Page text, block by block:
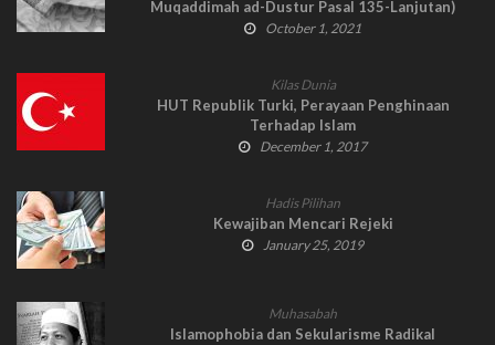
Muqaddimah ad-Dustur Pasal 135-Lanjutan)
October 1, 2021
Kilas Dunia
HUT Republik Turki, Perayaan Penghinaan
Terhadap Islam
December 1, 2017
Hadis Pilihan
Kewajiban Mencari Rejeki
January 25, 2019
Muhasabah
Islamophobia dan Sekularisme Radikal